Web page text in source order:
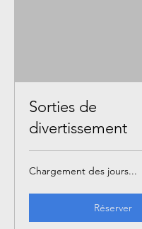
Sorties de
divertissement
Chargement des jours...
Réserver